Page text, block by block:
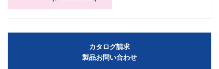
カタログ請求
製品お問い合わせ